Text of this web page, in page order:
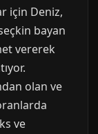
için Deniz,
bayan
vererek
olan ve
ve